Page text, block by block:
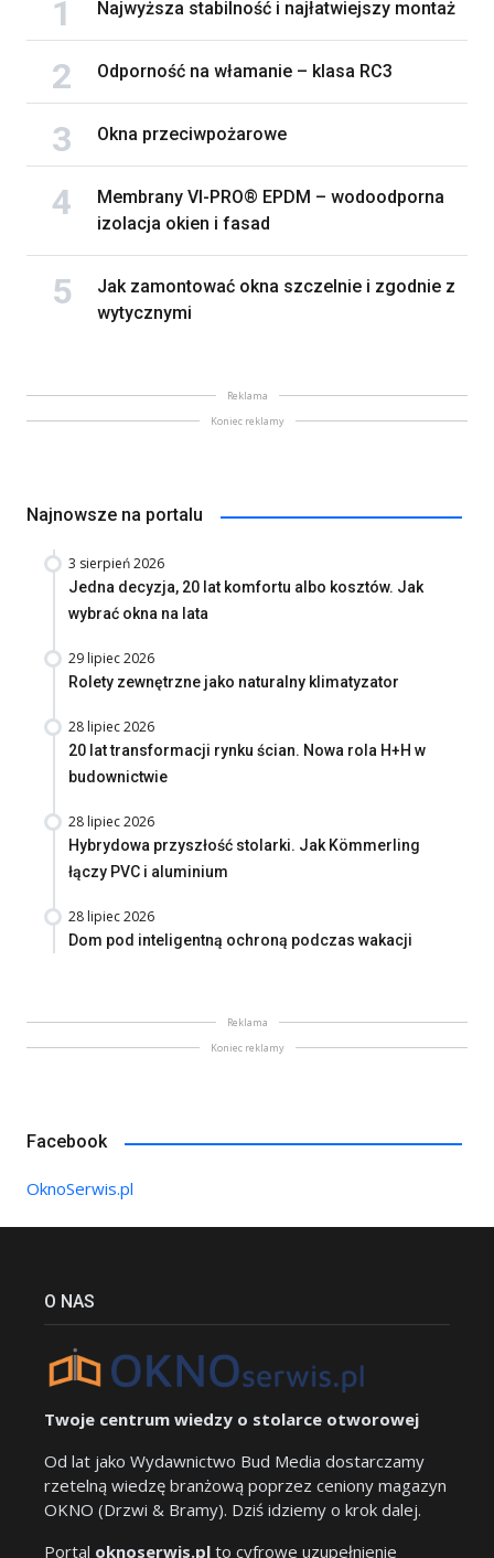
Najwyższa stabilność i najłatwiejszy montaż
Odporność na włamanie – klasa RC3
Okna przeciwpożarowe
Membrany VI-PRO® EPDM – wodoodporna
izolacja okien i fasad
Jak zamontować okna szczelnie i zgodnie z
wytycznymi
Reklama
Koniec reklamy
Najnowsze na portalu
3 sierpień 2026
Jedna decyzja, 20 lat komfortu albo kosztów. Jak
wybrać okna na lata
29 lipiec 2026
Rolety zewnętrzne jako naturalny klimatyzator
28 lipiec 2026
20 lat transformacji rynku ścian. Nowa rola H+H w
budownictwie
28 lipiec 2026
Hybrydowa przyszłość stolarki. Jak Kömmerling
łączy PVC i aluminium
28 lipiec 2026
Dom pod inteligentną ochroną podczas wakacji
Reklama
Koniec reklamy
Facebook
OknoSerwis.pl
O NAS
Twoje centrum wiedzy o stolarce otworowej
Od lat jako Wydawnictwo Bud Media dostarczamy
rzetelną wiedzę branżową poprzez ceniony magazyn
OKNO (Drzwi & Bramy). Dziś idziemy o krok dalej.
Portal oknoserwis.pl to cyfrowe uzupełnienie